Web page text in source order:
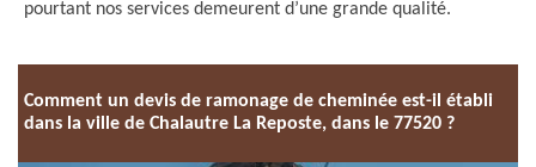
pourtant nos services demeurent d’une grande qualité.
Comment un devis de ramonage de cheminée est-il établi
dans la ville de Chalautre La Reposte, dans le 77520 ?